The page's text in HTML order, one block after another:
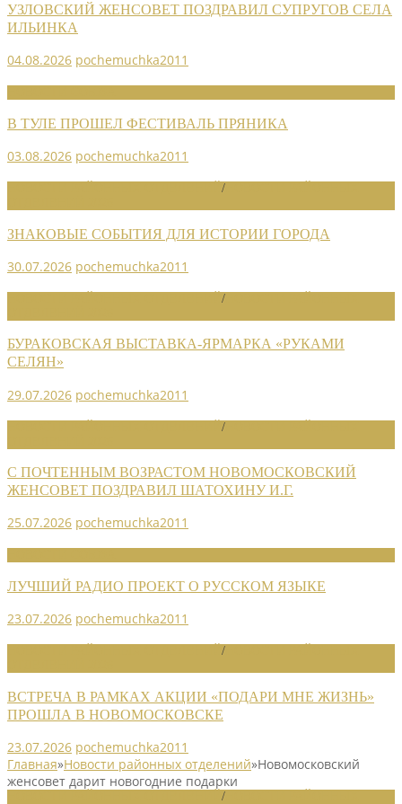
УЗЛОВСКИЙ ЖЕНСОВЕТ ПОЗДРАВИЛ СУПРУГОВ СЕЛА
ИЛЬИНКА
04.08.2026 pochemuchka2011
В ТУЛЕ ПРОШЕЛ ФЕСТИВАЛЬ ПРЯНИКА
03.08.2026 pochemuchka2011
/
ЗНАКОВЫЕ СОБЫТИЯ ДЛЯ ИСТОРИИ ГОРОДА
30.07.2026 pochemuchka2011
/
БУРАКОВСКАЯ ВЫСТАВКА-ЯРМАРКА «РУКАМИ
СЕЛЯН»
29.07.2026 pochemuchka2011
/
С ПОЧТЕННЫМ ВОЗРАСТОМ НОВОМОСКОВСКИЙ
ЖЕНСОВЕТ ПОЗДРАВИЛ ШАТОХИНУ И.Г.
25.07.2026 pochemuchka2011
ЛУЧШИЙ РАДИО ПРОЕКТ О РУССКОМ ЯЗЫКЕ
23.07.2026 pochemuchka2011
/
ВСТРЕЧА В РАМКАХ АКЦИИ «ПОДАРИ МНЕ ЖИЗНЬ»
ПРОШЛА В НОВОМОСКОВСКЕ
23.07.2026 pochemuchka2011
Главная»Новости районных отделений»Новомосковский
женсовет дарит новогодние подарки
/